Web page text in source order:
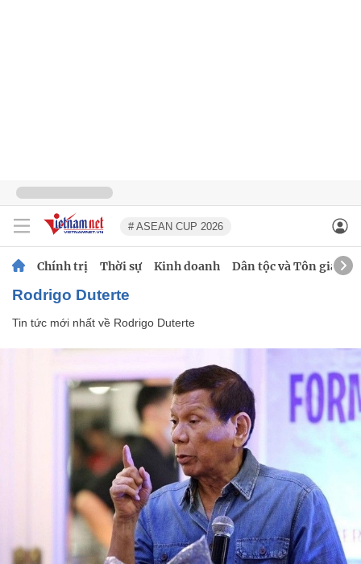
# ASEAN CUP 2026
Chính trị Thời sự Kinh doanh Dân tộc và Tôn giáo
Rodrigo Duterte
Tin tức mới nhất về Rodrigo Duterte